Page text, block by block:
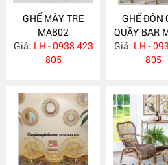
GHẾ MÂY TRE
MA802
Giá: LH - 0938 423
805
GHẾ ĐÔN
QUẦY BAR
Giá: LH -
805